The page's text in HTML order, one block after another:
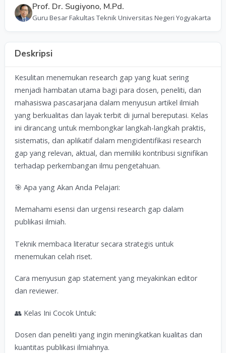
Prof. Dr. Sugiyono, M.Pd.
Guru Besar Fakultas Teknik Universitas Negeri Yogyakarta
Deskripsi
Kesulitan menemukan research gap yang kuat sering
menjadi hambatan utama bagi para dosen, peneliti, dan
mahasiswa pascasarjana dalam menyusun artikel ilmiah
yang berkualitas dan layak terbit di jurnal bereputasi. Kelas
ini dirancang untuk membongkar langkah-langkah praktis,
sistematis, dan aplikatif dalam mengidentifikasi research
gap yang relevan, aktual, dan memiliki kontribusi signifikan
terhadap perkembangan ilmu pengetahuan.
🎯 Apa yang Akan Anda Pelajari:
Memahami esensi dan urgensi research gap dalam
publikasi ilmiah.
Teknik membaca literatur secara strategis untuk
menemukan celah riset.
Cara menyusun gap statement yang meyakinkan editor
dan reviewer.
👥 Kelas Ini Cocok Untuk:
Dosen dan peneliti yang ingin meningkatkan kualitas dan
kuantitas publikasi ilmiahnya.